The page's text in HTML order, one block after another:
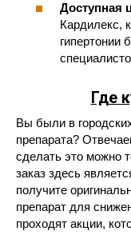
Доступная
Кардилекс,
гипертонии
Где
Вы были в
препарата?
сделать это можно
заказ здесь
получите
препарат для
проходят акции,